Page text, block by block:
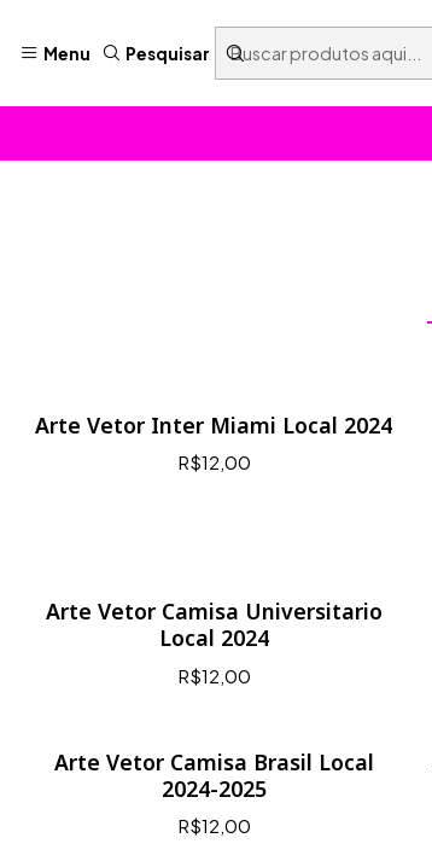
Menu Pesquisar
Arte Vetor Inter Miami Local 2024
R$12,00
Arte Vetor Camisa Universitario
Local 2024
R$12,00
Arte Vetor Camisa Brasil Local
2024-2025
R$12,00